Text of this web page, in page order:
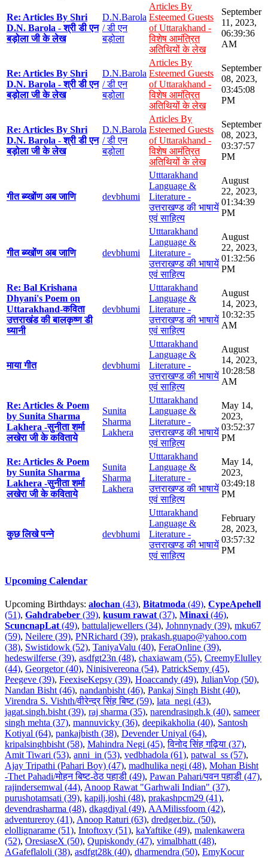
Re: Articles By Shri
D.N. Barola - श्री डी एन
बड़ोला जी के लेख
D.N.Barola
/ डी एन
बड़ोला
Articles By
Esteemed Guests
of Uttarakhand -
विशेष आमंत्रित
अतिथियों के लेख
September
11, 2023,
06:39:36
AM
Re: Articles By Shri
D.N. Barola - श्री डी एन
बड़ोला जी के लेख
D.N.Barola
/ डी एन
बड़ोला
Articles By
Esteemed Guests
of Uttarakhand -
विशेष आमंत्रित
अतिथियों के लेख
September
08, 2023,
03:45:08
PM
Re: Articles By Shri
D.N. Barola - श्री डी एन
बड़ोला जी के लेख
D.N.Barola
/ डी एन
बड़ोला
Articles By
Esteemed Guests
of Uttarakhand -
विशेष आमंत्रित
अतिथियों के लेख
September
08, 2023,
03:37:57
PM
गीत ब्य्खोंण अब जाणि devbhumi
Utttarakhand
Language &
Literature -
उत्तराखण्ड की भाषायें
एवं साहित्य
August
22, 2023,
01:34:39
PM
गीत ब्य्खोंण अब जाणि devbhumi
Utttarakhand
Language &
Literature -
उत्तराखण्ड की भाषायें
एवं साहित्य
August
22, 2023,
01:32:56
PM
Re: Bal Krishana
Dhyani's Poem on
Uttarakhand-कविता
उत्तराखंड की बालकृष्ण डी
ध्यानी
devbhumi
Utttarakhand
Language &
Literature -
उत्तराखण्ड की भाषायें
एवं साहित्य
August
14, 2023,
10:32:35
AM
माया गीत devbhumi
Utttarakhand
Language &
Literature -
उत्तराखण्ड की भाषायें
एवं साहित्य
August
14, 2023,
10:28:58
AM
Re: Articles & Poem
by Sunita Sharma
Lakhera -सुनीता शर्मा
लखेरा जी के कविताये
Sunita
Sharma
Lakhera
Utttarakhand
Language &
Literature -
उत्तराखण्ड की भाषायें
एवं साहित्य
May 14,
2023,
03:52:37
PM
Re: Articles & Poem
by Sunita Sharma
Lakhera -सुनीता शर्मा
लखेरा जी के कविताये
Sunita
Sharma
Lakhera
Utttarakhand
Language &
Literature -
उत्तराखण्ड की भाषायें
एवं साहित्य
May 14,
2023,
03:49:18
PM
कुछ लिखे पन्ने devbhumi
Utttarakhand
Language &
Literature -
उत्तराखण्ड की भाषायें
एवं साहित्य
February
28, 2023,
03:57:32
PM
Upcoming Calendar
Upcoming Birthdays: alochan (43), Bitatmoda (49), CypeApehell
(51), Gahdrabeber (39), kusum rawat(37), Minaxi(46),
ScuncnapLat(49), battulaljewellers (34), Johnnynady (39), mku67
(59), Neilere (39), PNRichard (39), prakash.guapo@yahoo.com
(38), Swistidowk (52), TaniyaValu (40), FeraOnline (39),
hedeswilferse (39), asdfgt23n (48), chaxiawam (55), CreemyElulley
(44), Georgetor (40), Ninisivereona (54), PatrickSemy (45),
Peegeve (39), FeexiseKepsy (39), Hoaccandy (49), JulianVop (50),
Nandan Bisht (46), nandanbisht (46), Pankaj Singh Bisht (40),
Virendra S. Vishth/वीरेन्द्र सिंह बिष्ट (59), lata_negi (43),
jagat.singh.bisht (39), raj sharma (35), narendrasingh.k (40), sameer
singh mehta (37), mannuvicky (36), deepikakholia (40), Santosh
Kotiyal (64), pankajbisth (38), Devender Uniyal (64),
kripalsinghbisht (58), Mahindra Negi (45),विनोद सिंह गढ़िया (37),
Amit Tiwari (53), anni_in (53), vedbhadola (61), patwal_ss (57),
Ajay Tripathi (Pahari Boy) (47), madhulika negi (48), Mohan Bisht
-Thet Pahadi/मोहन बिष्ट-ठेठ पहाडी (49), Pawan Pahari/पवन पहाडी (47),
rajindersemwal (44), Anoop Rawat "Garhwali Indian" (37),
purushotamsati (39), kapilj.joshi (48), prakashpcm29 (41),
devendrasharma (48), dkagdiyal (49), AAMilissfoom (42),
adventureroy (41), Anoop Raturi (63), dredger.biz. (50),
elollignarame (51), Intoftoxy (51), kaYaftike (49), malenkawera
(52), OresiaseX (50), Qupiskondy (47), vimalbhatt (48),
AGafeflaloli (38), asdfgt28k (40), dharmendra (50), EmyKocur